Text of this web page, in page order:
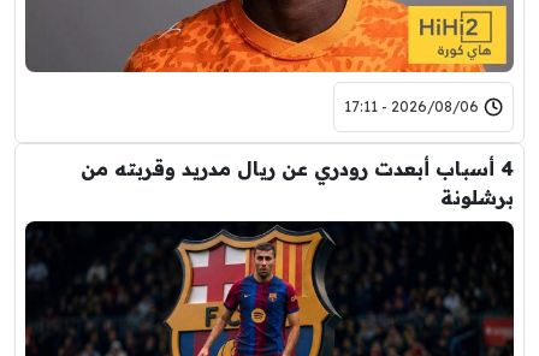
2026/08/06 - 17:11
4 أسباب أبعدت رودري عن ريال مدريد وقربته من
برشلونة